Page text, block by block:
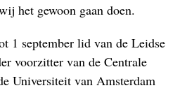
het gewoon gaan doen.
1 september lid van de Leidse
voorzitter van de Centrale
Universiteit van Amsterdam